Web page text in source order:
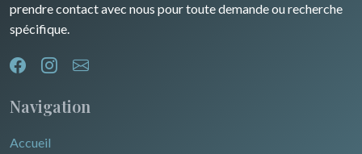
prendre contact avec nous pour toute demande ou recherche
spécifique.
Navigation
Accueil